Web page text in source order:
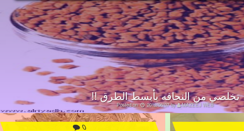
تخلصي من النحافه بأبسط الطرق !!
Posted on 2012/06/07by MAZEEJ WEB
0